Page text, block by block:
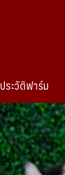
ประวัติฟาร์ม